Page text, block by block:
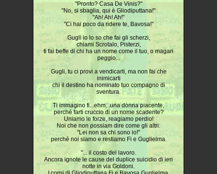
"Pronto? Casa De Vinis?"
"No, si sbaglia, qui è Gliodiputtana!"
"Ah! Ah! Ah!"
"Ci hai poco da ridere te, Bavosa!"
Gugli io lo so che fai gli scherzi,
chiami Scrotalo, Pisterzi,
ti fai beffe di chi ha un nome come il tuo, o magari
peggio...
Gugli, tu ci provi a vendicarti, ma non fai che
inimicarti
chi il destino ha nominato tuo compagno di
sventura.
Ti immagino fi...ehm...una donna piacente,
perché farti cruccio di un nome scadente?
Uniamo le forze, reagiamo perdio!
Noi che non possiam dire come gli altri:
"Lei non sa chi sono io!"
perché noi siamo e restiamo Fi e Guglielma.
"... il costo del lavoro.
Ancora ignote le cause del duplice suicidio di ieri
notte in via Goldoni.